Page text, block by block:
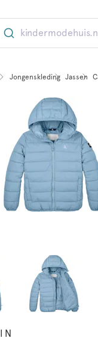
Jongenskleding Jassen